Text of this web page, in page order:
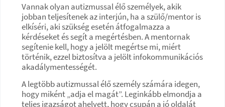
Vannak olyan autizmussal élő személyek, akik
jobban teljesítenek az interjún, ha a szülő/mentor is
elkíséri, aki szükség esetén átfogalmazza a
kérdéseket és segít a megértésben. A mentornak
segítenie kell, hogy a jelölt megértse mi, miért
történik, ezzel biztosítva a jelölt infokommunikációs
akadálymentességét.
A legtöbb autizmussal élő személy számára idegen,
hogy miként „adja el magát”. Leginkább elmondja a
teljes igazságot ahelyett, hogy csupán a jó oldalát